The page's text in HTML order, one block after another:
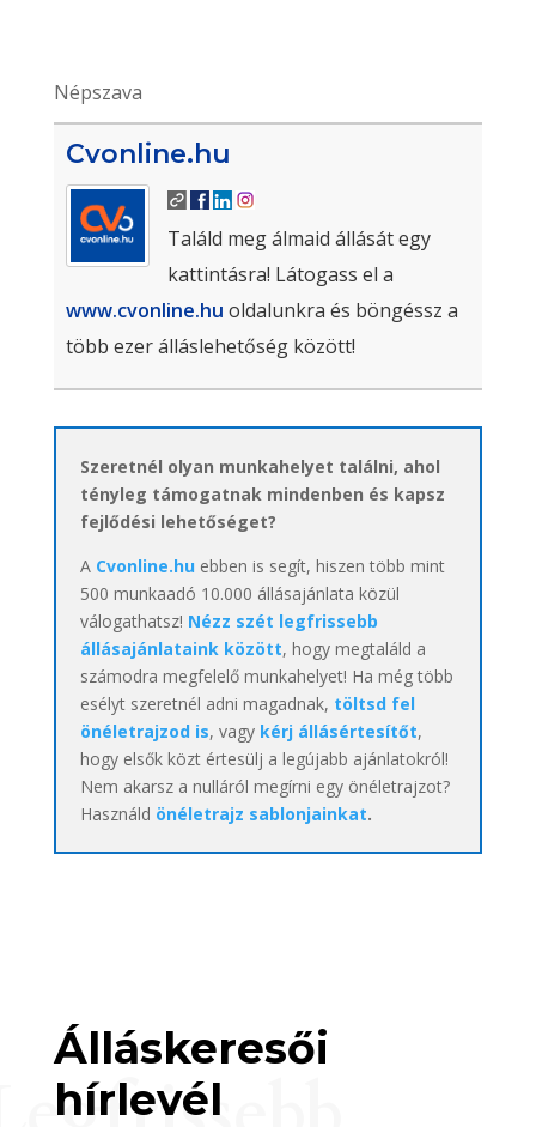
Népszava
Cvonline.hu
Találd meg álmaid állását egy
kattintásra! Látogass el a
www.cvonline.hu oldalunkra és böngéssz a
több ezer álláslehetőség között!
Szeretnél olyan munkahelyet találni, ahol
tényleg támogatnak mindenben és kapsz
fejlődési lehetőséget?
A Cvonline.huebben is segít, hiszen több mint
500 munkaadó 10.000 állásajánlata közül
válogathatsz! Nézz szét legfrissebb
állásajánlataink között, hogy megtaláld a
számodra megfelelő munkahelyet! Ha még több
esélyt szeretnél adni magadnak, töltsd fel
önéletrajzod is, vagy kérj állásértesítőt,
hogy elsők közt értesülj a legújabb ajánlatokról!
Nem akarsz a nulláról megírni egy önéletrajzot?
Használd önéletrajz sablonjainkat.
Álláskeresői
hírlevél